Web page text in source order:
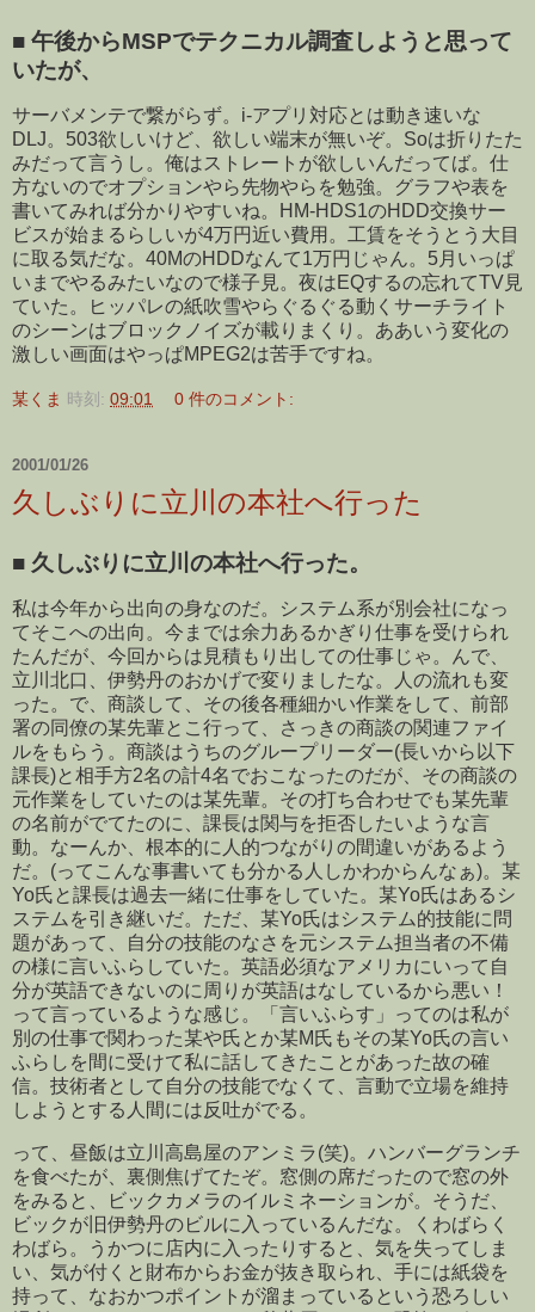
■ 午後からMSPでテクニカル調査しようと思って
いたが、
サーバメンテで繋がらず。i-アプリ対応とは動き速いな
DLJ。503欲しいけど、欲しい端末が無いぞ。Soは折りたた
みだって言うし。俺はストレートが欲しいんだってば。仕
方ないのでオプションやら先物やらを勉強。グラフや表を
書いてみれば分かりやすいね。HM-HDS1のHDD交換サー
ビスが始まるらしいが4万円近い費用。工賃をそうとう大目
に取る気だな。40MのHDDなんて1万円じゃん。5月いっぱ
いまでやるみたいなので様子見。夜はEQするの忘れてTV見
ていた。ヒッパレの紙吹雪やらぐるぐる動くサーチライト
のシーンはブロックノイズが載りまくり。ああいう変化の
激しい画面はやっぱMPEG2は苦手ですね。
某くま 時刻: 09:01 0 件のコメント:
2001/01/26
久しぶりに立川の本社へ行った
■ 久しぶりに立川の本社へ行った。
私は今年から出向の身なのだ。システム系が別会社になっ
てそこへの出向。今までは余力あるかぎり仕事を受けられ
たんだが、今回からは見積もり出しての仕事じゃ。んで、
立川北口、伊勢丹のおかげで変りましたな。人の流れも変
った。で、商談して、その後各種細かい作業をして、前部
署の同僚の某先輩とこ行って、さっきの商談の関連ファイ
ルをもらう。商談はうちのグループリーダー(長いから以下
課長)と相手方2名の計4名でおこなったのだが、その商談の
元作業をしていたのは某先輩。その打ち合わせでも某先輩
の名前がでてたのに、課長は関与を拒否したいような言
動。なーんか、根本的に人的つながりの間違いがあるよう
だ。(ってこんな事書いても分かる人しかわからんなぁ)。某
Yo氏と課長は過去一緒に仕事をしていた。某Yo氏はあるシ
ステムを引き継いだ。ただ、某Yo氏はシステム的技能に問
題があって、自分の技能のなさを元システム担当者の不備
の様に言いふらしていた。英語必須なアメリカにいって自
分が英語できないのに周りが英語はなしているから悪い！
って言っているような感じ。「言いふらす」ってのは私が
別の仕事で関わった某や氏とか某M氏もその某Yo氏の言い
ふらしを間に受けて私に話してきたことがあった故の確
信。技術者として自分の技能でなくて、言動で立場を維持
しようとする人間には反吐がでる。
って、昼飯は立川高島屋のアンミラ(笑)。ハンバーグランチ
を食べたが、裏側焦げてたぞ。窓側の席だったので窓の外
をみると、ビックカメラのイルミネーションが。そうだ、
ビックが旧伊勢丹のビルに入っているんだな。くわばらく
わばら。うかつに店内に入ったりすると、気を失ってしま
い、気が付くと財布からお金が抜き取られ、手には紙袋を
持って、なおかつポイントが溜まっているという恐ろしい